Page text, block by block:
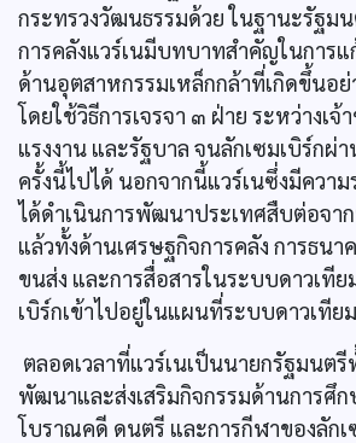
กระทรวงวัฒนธรรมด้วย ในฐานะรัฐมน
การคลังแวร์เนมีบทบาทสำคัญในการ
ด้านอุตสาหกรรมเหล็กกล้าที่เกิดขึ้นอ
โดยใช้วิธีการเจรจา ๓ ฝ่าย ระหว่างเ
แรงงาน และรัฐบาล จนลักเซมเบิร์กผ่
ครั้งนี้ไปได้ นอกจากนี้แวร์เนซึ่งมีควา
ได้ดำเนินการพัฒนาประเทศสืบต่อจา
แล้วทั้งด้านเศรษฐกิจการคลัง การธนา
ขนส่ง และการสื่อสารในระบบดาวเที
เบิร์กเข้าไปอยู่ในแผนที่ระบบดาวเทีย
ตลอดเวลาที่แวร์เนเป็นนายกรัฐมนตรี
พัฒนาและส่งเสริมกิจกรรมด้านการศึ
โบราณคดี ดนตรี และการกีฬาของลักเ